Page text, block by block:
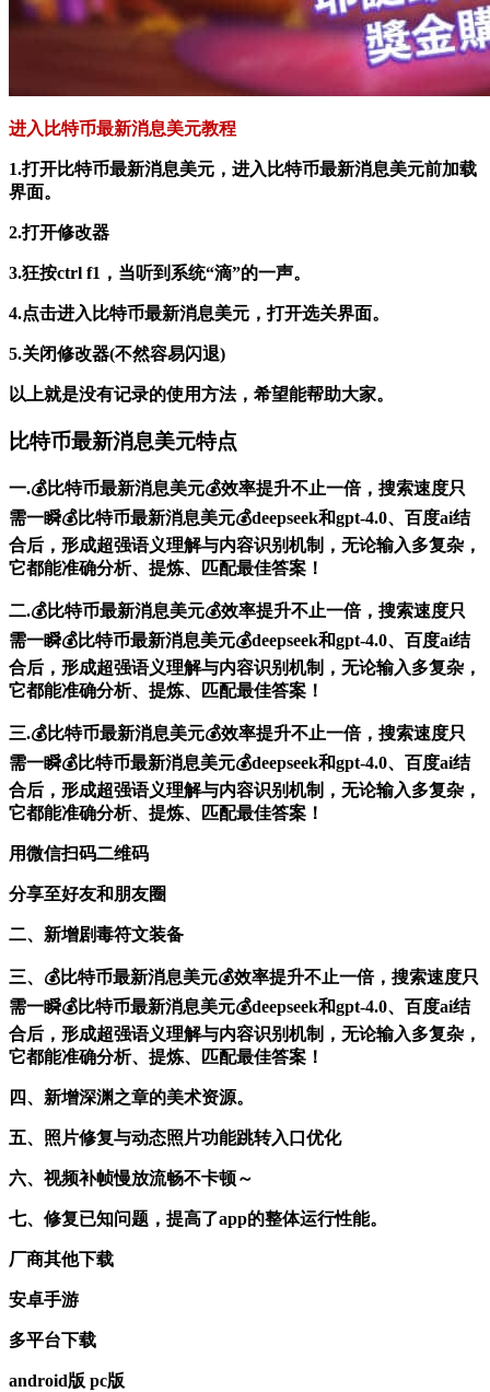
进入比特币最新消息美元教程
1.打开比特币最新消息美元，进入比特币最新消息美元前加载
界面。
2.打开修改器
3.狂按ctrl f1，当听到系统“滴”的一声。
4.点击进入比特币最新消息美元，打开选关界面。
5.关闭修改器(不然容易闪退)
以上就是没有记录的使用方法，希望能帮助大家。
比特币最新消息美元特点
一.💰比特币最新消息美元💰效率提升不止一倍，搜索速度只
需一瞬💰比特币最新消息美元💰deepseek和gpt-4.0、百度ai结
合后，形成超强语义理解与内容识别机制，无论输入多复杂，
它都能准确分析、提炼、匹配最佳答案！
二.💰比特币最新消息美元💰效率提升不止一倍，搜索速度只
需一瞬💰比特币最新消息美元💰deepseek和gpt-4.0、百度ai结
合后，形成超强语义理解与内容识别机制，无论输入多复杂，
它都能准确分析、提炼、匹配最佳答案！
三.💰比特币最新消息美元💰效率提升不止一倍，搜索速度只
需一瞬💰比特币最新消息美元💰deepseek和gpt-4.0、百度ai结
合后，形成超强语义理解与内容识别机制，无论输入多复杂，
它都能准确分析、提炼、匹配最佳答案！
用微信扫码二维码
分享至好友和朋友圈
二、新增剧毒符文装备
三、💰比特币最新消息美元💰效率提升不止一倍，搜索速度只
需一瞬💰比特币最新消息美元💰deepseek和gpt-4.0、百度ai结
合后，形成超强语义理解与内容识别机制，无论输入多复杂，
它都能准确分析、提炼、匹配最佳答案！
四、新增深渊之章的美术资源。
五、照片修复与动态照片功能跳转入口优化
六、视频补帧慢放流畅不卡顿～
七、修复已知问题，提高了app的整体运行性能。
厂商其他下载
安卓手游
多平台下载
android版 pc版